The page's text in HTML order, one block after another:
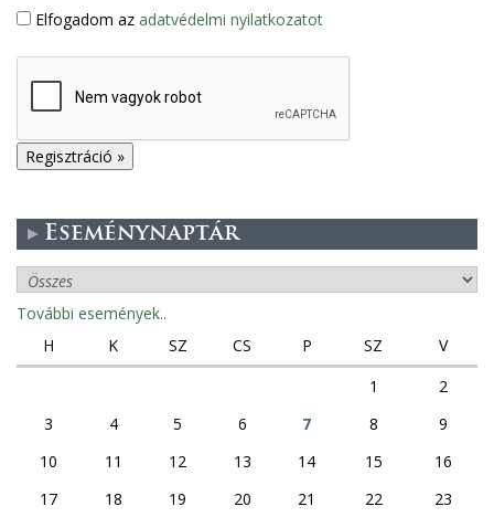
Elfogadom az adatvédelmi nyilatkozatot
Eseménynaptár
További események..
H
K SZ CS P SZ
V
1
2
3
4 5 6 7 8
9
10
11 12 13 14 15
16
17
18 19 20 21 22
23